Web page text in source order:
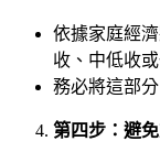
依據家庭經
收、中低收
務必將這部
第四步：避